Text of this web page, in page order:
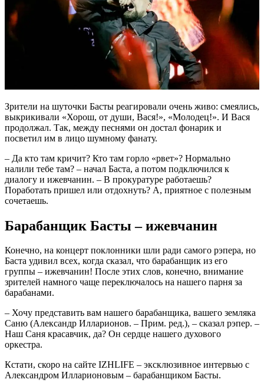
Зрители на шуточки Басты реагировали очень живо: смеялись,
выкрикивали «Хорош, от души, Вася!», «Молодец!». И Вася
продолжал. Так, между песнями он достал фонарик и
посветил им в лицо шумному фанату.
– Да кто там кричит? Кто там горло «рвет»? Нормально
налили тебе там? – начал Баста, а потом подключился к
диалогу и ижевчанин. – В прокуратуре работаешь?
Поработать пришел или отдохнуть? А, приятное с полезным
сочетаешь.
Барабанщик Басты – ижевчанин
Конечно, на концерт поклонники шли ради самого рэпера, но
Баста удивил всех, когда сказал, что барабанщик из его
группы – ижевчанин! После этих слов, конечно, внимание
зрителей намного чаще переключалось на нашего парня за
барабанами.
– Хочу представить вам нашего барабанщика, вашего земляка
Саню (Александр Илларионов. – Прим. ред.), – сказал рэпер. –
Наш Саня красавчик, да? Он сердце нашего духового
оркестра.
Кстати, скоро на сайте IZHLIFE – эксклюзивное интервью с
Александром Илларионовым – барабанщиком Басты.